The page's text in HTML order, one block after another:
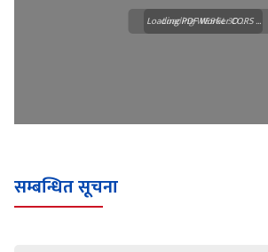
Loading WEBGL 3D ...
Loading PDF Worker CORS ...
सम्बन्धित सूचना